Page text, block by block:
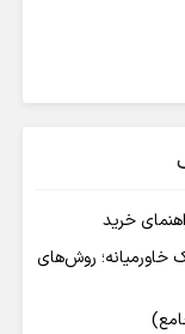
خرید
خاورمیانه؛ روش‌های